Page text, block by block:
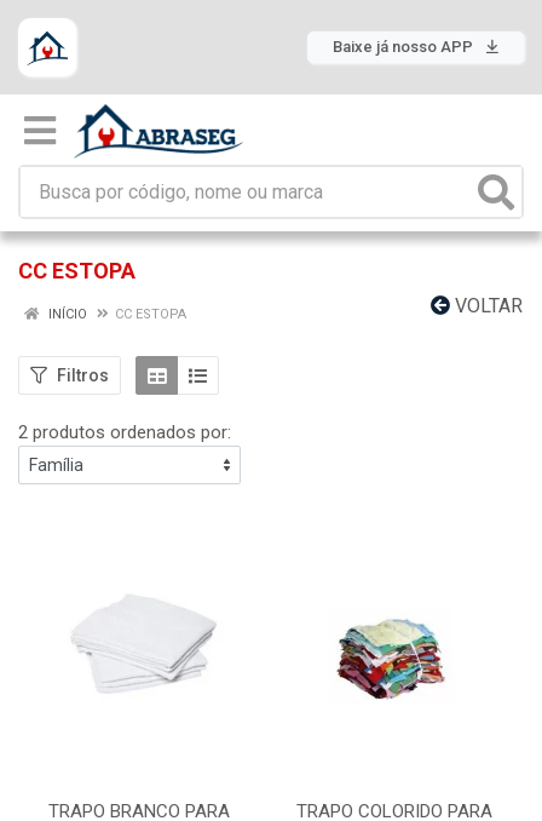
Baixe já nosso APP
CC ESTOPA
VOLTAR
INÍCIO CC ESTOPA
Filtros
2 produtos ordenados por:
TRAPO BRANCO PARA
TRAPO COLORIDO PARA